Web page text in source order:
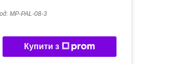
MP-PAL-08-3
Купити з